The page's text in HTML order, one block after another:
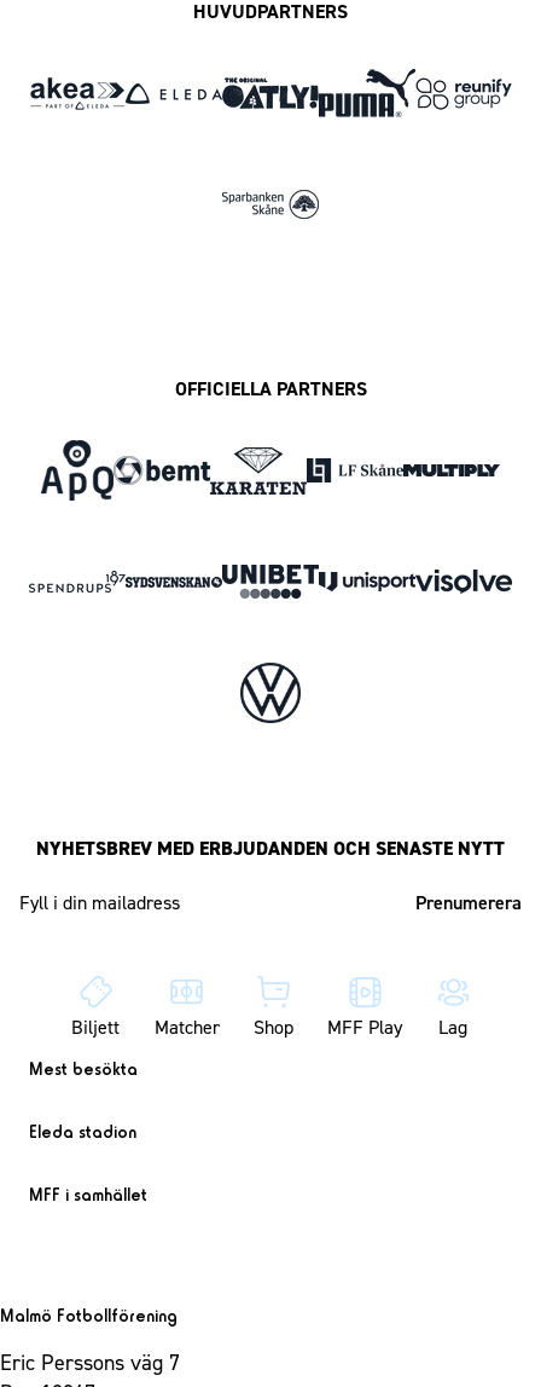
HUVUDPARTNERS
OFFICIELLA PARTNERS
NYHETSBREV MED ERBJUDANDEN OCH SENASTE NYTT
Biljett Matcher Shop MFF Play Lag
Mest besökta
Eleda stadion
MFF i samhället
Malmö Fotbollförening
Eric Perssons väg 7